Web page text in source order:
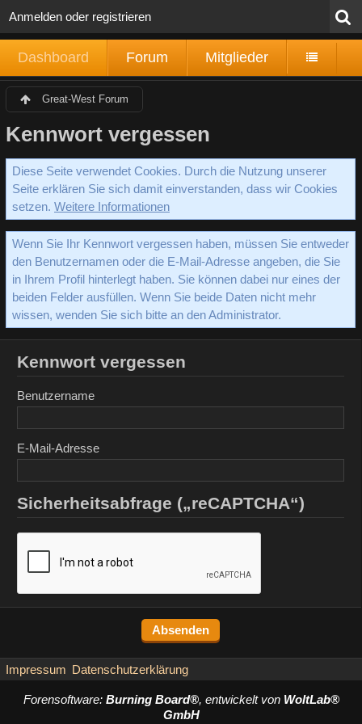
Anmelden oder registrieren
Dashboard Forum Mitglieder
Great-West Forum
Kennwort vergessen
Diese Seite verwendet Cookies. Durch die Nutzung unserer
Seite erklären Sie sich damit einverstanden, dass wir Cookies
setzen. Weitere Informationen
Wenn Sie Ihr Kennwort vergessen haben, müssen Sie entweder
den Benutzernamen oder die E-Mail-Adresse angeben, die Sie
in Ihrem Profil hinterlegt haben. Sie können dabei nur eines der
beiden Felder ausfüllen. Wenn Sie beide Daten nicht mehr
wissen, wenden Sie sich bitte an den Administrator.
Kennwort vergessen
Benutzername
E-Mail-Adresse
Sicherheitsabfrage („reCAPTCHA“)
Impressum Datenschutzerklärung
Forensoftware: Burning Board®, entwickelt von WoltLab®
GmbH